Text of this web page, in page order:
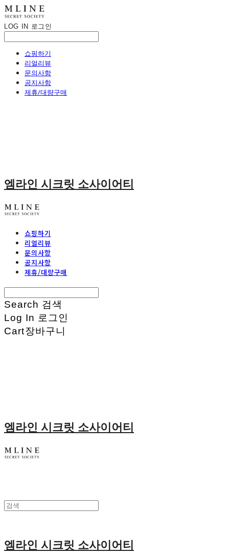
LOG IN 로그인
쇼핑하기
리얼리뷰
문의사항
공지사항
제휴/대량구매
엠라인 시크릿 소사이어티
쇼핑하기
리얼리뷰
문의사항
공지사항
제휴/대량구매
Search 검색
Log In 로그인
Cart장바구니
엠라인 시크릿 소사이어티
엠라인 시크릿 소사이어티